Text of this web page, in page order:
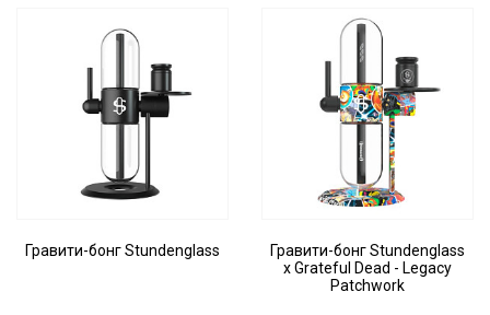
Гравити-бонг Stundenglass
Гравити-бонг Stundenglass
x Grateful Dead - Legacy
Patchwork